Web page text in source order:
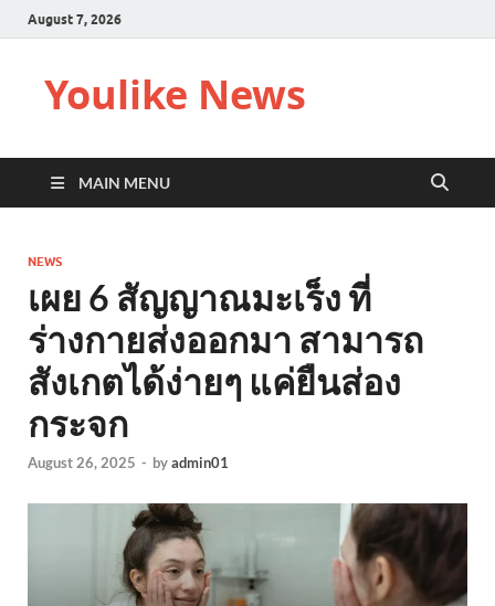
August 7, 2026
Youlike News
MAIN MENU
NEWS
เผย 6 สัญญาณมะเร็ง ที่
ร่างกายส่งออกมา สามารถ
สังเกตได้ง่ายๆ แค่ยืนส่อง
กระจก
August 26, 2025 - byadmin01